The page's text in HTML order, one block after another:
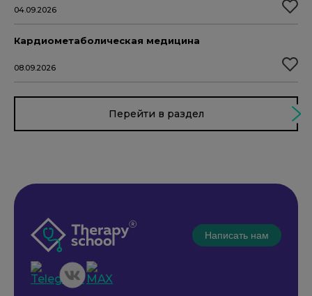
04.09.2026
Кардиометаболическая медицина
08.09.2026
Перейти в раздел
Написать нам